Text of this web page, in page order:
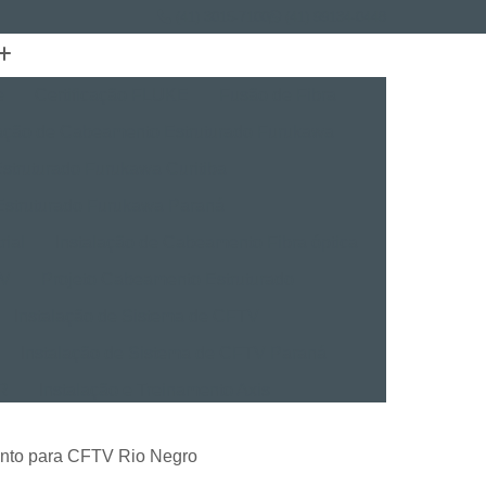
BVMS
Licenças Instalação Digifort
para CFTV Rio Negro